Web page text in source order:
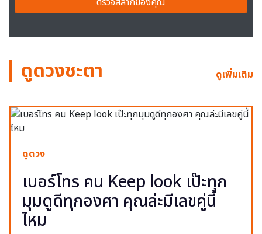
ดูดวงชะตา ดูเพิ่มเติม
ดูดวง
เบอร์โทร คน Keep look เป๊ะทุก
มุมดูดีทุกองศา คุณล่ะมีเลขคู่นี้
ไหม